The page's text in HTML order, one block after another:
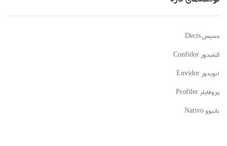
دسیس Decis
کنفیدور Confidor
انویدور Envidor
پروفایلر Profiler
ناتیوو Nativo